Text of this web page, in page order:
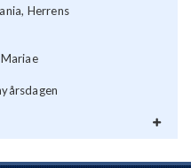
Herrens